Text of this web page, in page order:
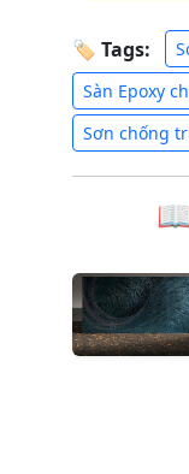
🏷 Tags:
Sàn Epoxy
Sơn chống